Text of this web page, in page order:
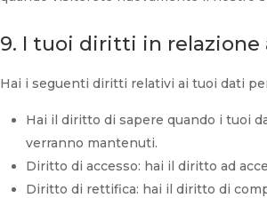
9. I tuoi diritti in relazione
Hai i seguenti diritti relativi ai tuoi dati
Hai il diritto di sapere quando i tuoi
verranno mantenuti.
Diritto di accesso: hai il diritto ad
Diritto di rettifica: hai il diritto di